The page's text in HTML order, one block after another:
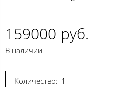
159000 руб.
В наличии
Количество: